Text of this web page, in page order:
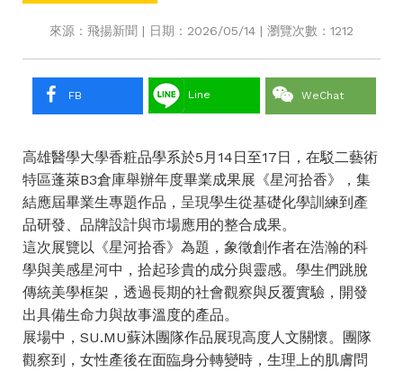
來源：飛揚新聞 | 日期：2026/05/14 | 瀏覽次數：1212
FB Line WeChat
高雄醫學大學香粧品學系於5月14日至17日，在駁二藝術
特區蓬萊B3倉庫舉辦年度畢業成果展《星河拾香》，集
結應屆畢業生專題作品，呈現學生從基礎化學訓練到產
品研發、品牌設計與市場應用的整合成果。
這次展覽以《星河拾香》為題，象徵創作者在浩瀚的科
學與美感星河中，拾起珍貴的成分與靈感。學生們跳脫
傳統美學框架，透過長期的社會觀察與反覆實驗，開發
出具備生命力與故事溫度的產品。
展場中，SU.MU蘇沐團隊作品展現高度人文關懷。團隊
觀察到，女性產後在面臨身分轉變時，生理上的肌膚問